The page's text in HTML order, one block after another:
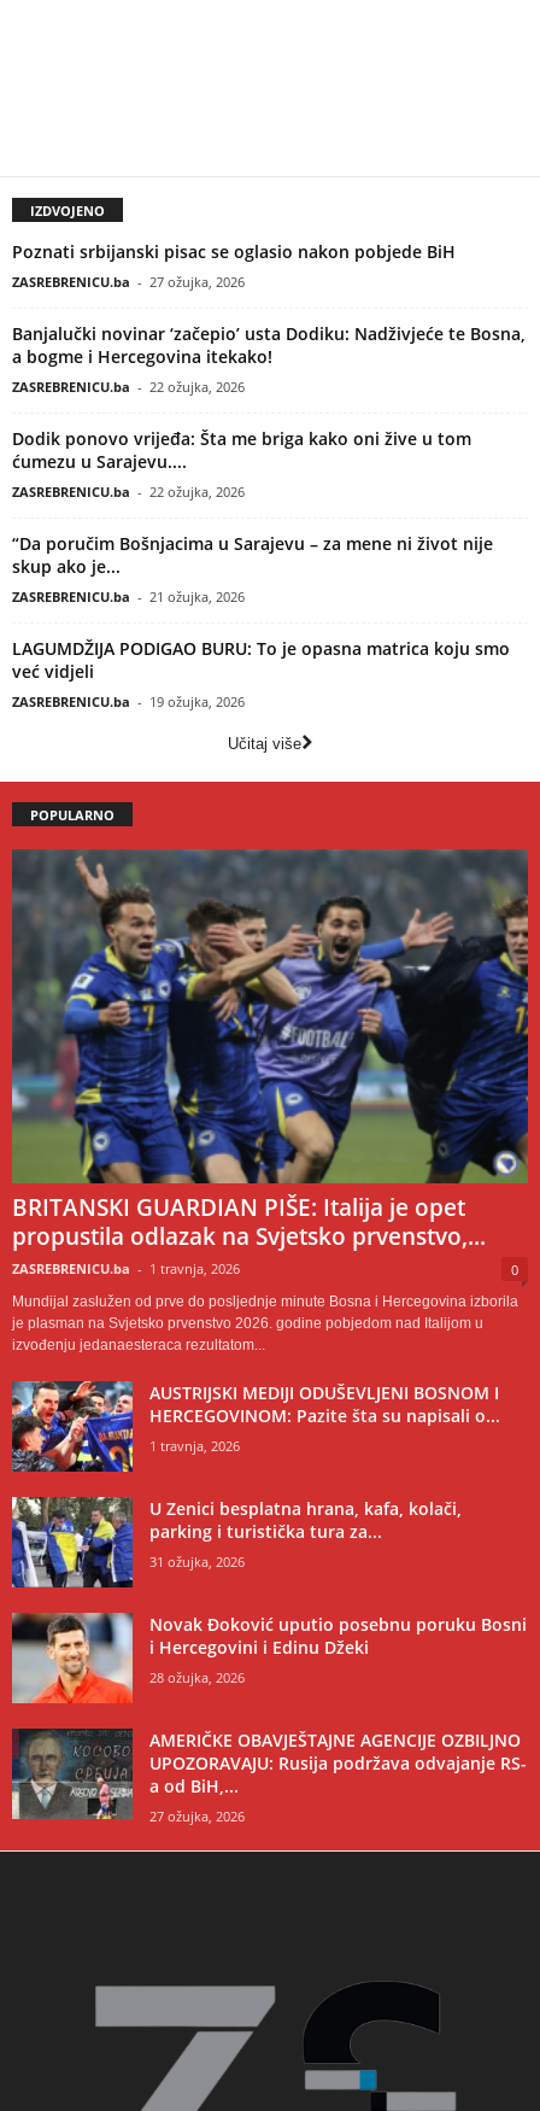
IZDVOJENO
Poznati srbijanski pisac se oglasio nakon pobjede BiH
ZASREBRENICU.ba - 27 ožujka, 2026
Banjalučki novinar ‘začepio’ usta Dodiku: Nadživjeće te Bosna,
a bogme i Hercegovina itekako!
ZASREBRENICU.ba - 22 ožujka, 2026
Dodik ponovo vrijeđa: Šta me briga kako oni žive u tom
ćumezu u Sarajevu....
ZASREBRENICU.ba - 22 ožujka, 2026
“Da poručim Bošnjacima u Sarajevu – za mene ni život nije
skup ako je...
ZASREBRENICU.ba - 21 ožujka, 2026
LAGUMDŽIJA PODIGAO BURU: To je opasna matrica koju smo
već vidjeli
ZASREBRENICU.ba - 19 ožujka, 2026
Učitaj više
POPULARNO
BRITANSKI GUARDIAN PIŠE: Italija je opet
propustila odlazak na Svjetsko prvenstvo,...
ZASREBRENICU.ba - 1 travnja, 2026 0
Mundijal zaslužen od prve do posljednje minute Bosna i Hercegovina izborila
je plasman na Svjetsko prvenstvo 2026. godine pobjedom nad Italijom u
izvođenju jedanaesteraca rezultatom...
AUSTRIJSKI MEDIJI ODUŠEVLJENI BOSNOM I
HERCEGOVINOM: Pazite šta su napisali o...
1 travnja, 2026
U Zenici besplatna hrana, kafa, kolači,
parking i turistička tura za...
31 ožujka, 2026
Novak Đoković uputio posebnu poruku Bosni
i Hercegovini i Edinu Džeki
28 ožujka, 2026
AMERIČKE OBAVJEŠTAJNE AGENCIJE OZBILJNO
UPOZORAVAJU: Rusija podržava odvajanje RS-
a od BiH,...
27 ožujka, 2026